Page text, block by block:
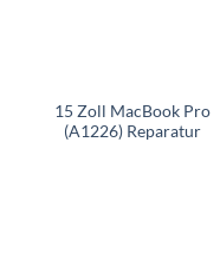
15 Zoll MacBook Pro
(A1226) Reparatur